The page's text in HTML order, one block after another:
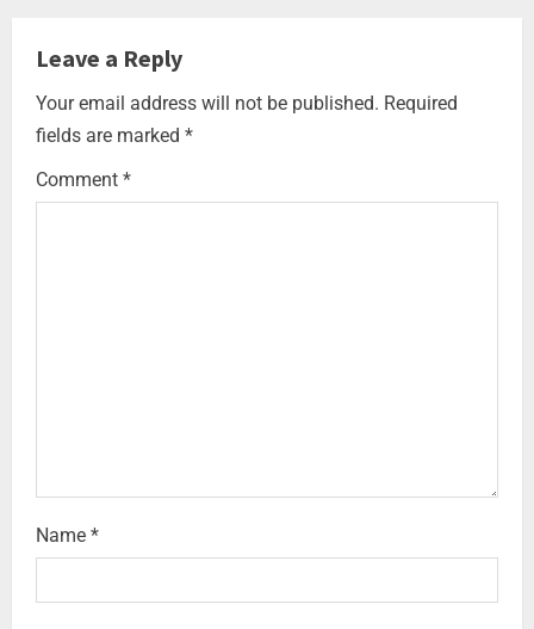
Leave a Reply
Your email address will not be published. Required
fields are marked *
Comment *
Name *